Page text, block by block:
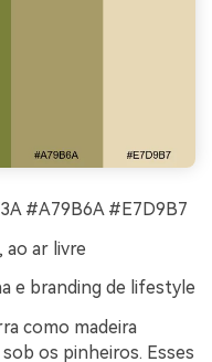
#A79B6A #E7D9B7
ao ar livre
e branding de lifestyle
como madeira
os pinheiros. Esses